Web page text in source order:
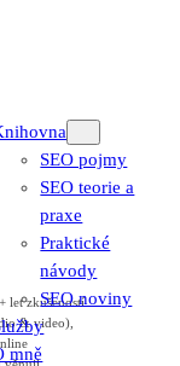
SEO pojmy
SEO teorie a
praxe
Praktické
návody
SEO noviny
mně
let zkušeností
& video),